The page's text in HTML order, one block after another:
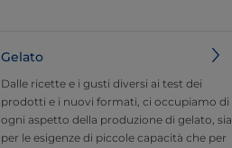
Gelato
Dalle ricette e i gusti diversi ai test dei
prodotti e i nuovi formati, ci occupiamo di
ogni aspetto della produzione di gelato, sia
per le esigenze di piccole capacità che per